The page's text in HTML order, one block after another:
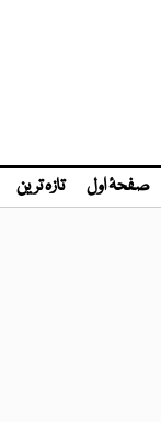
صفحۂ اول تازہ ترین